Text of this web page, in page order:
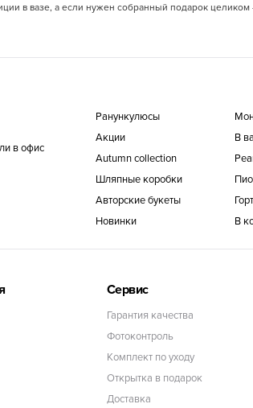
в вазе, а если нужен собранный подарок
в офис
Ранункулюсы
Акции
Autumn collection
Шляпные коробки
Авторские букеты
Новинки
В
В
Сервис
Гарантия качества
Фотоконтроль
Комплект по уходу
Открытка в подарок
Доставка